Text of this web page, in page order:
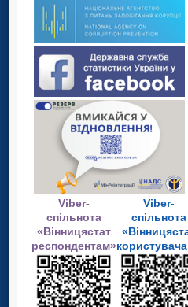
Viber-
спільнота
«Вінницястат
респондентам»
Viber-
спільнота